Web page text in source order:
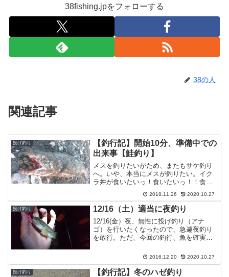
38fishing.jpをフォローする
38の人
関連記事
投げ釣り
【釣行記】開始10分、準備中での
出来事【鮭釣り】
メスを釣りたいがため、またもサケ釣り
へ。いや、本当にメスが釣りたい。イク
ラ丼が食いたいっ！食いたいっ！！食い
たいっ！！！わーっ！！という、そんな
本能に身を任せ釣り場へ向かいましたｗ
開始10分、準備中に・・・竿を1本出し、
2本出し、3本目の準...
2018.11.26 2020.10.27
投げ釣り 12/16（土）適当に夜釣り
12/16(金）夜、無性に投げ釣り（アナ
ゴ）を行いたくなったので、急遽夜釣り
を敢行。ただ、今回の釣行、魚を確実に
認する為の釣行。 というのも、この日は
中潮でキツイ下げが...
2016.12.20 2020.10.27
投げ釣り 【釣行記】冬のハゼ釣り